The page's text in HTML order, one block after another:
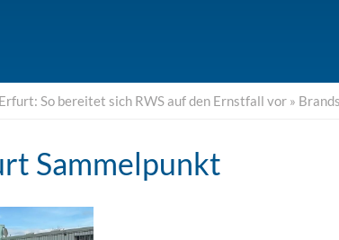
So bereitet sich RWS auf den Ernstfall vor »
Sammelpunkt